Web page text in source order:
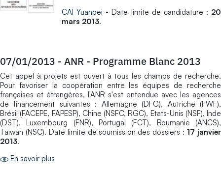
CAI Yuanpei - Date limite de candidature : 20
mars 2013.
07/01/2013 - ANR - Programme Blanc 2013
Cet appel à projets est ouvert à tous les champs de recherche.
Pour favoriser la coopération entre les équipes de recherche
françaises et étrangères, l'ANR s'est entendue avec les agences
de financement suivantes : Allemagne (DFG), Autriche (FWF),
Brésil (FACEPE, FAPESP), Chine (NSFC, RGC), Etats-Unis (NSF), Inde
(DST), Luxembourg (FNR), Portugal (FCT), Roumanie (ANCS),
Taïwan (NSC). Date limite de soumission des dossiers :17 janvier
2013.
En savoir plus